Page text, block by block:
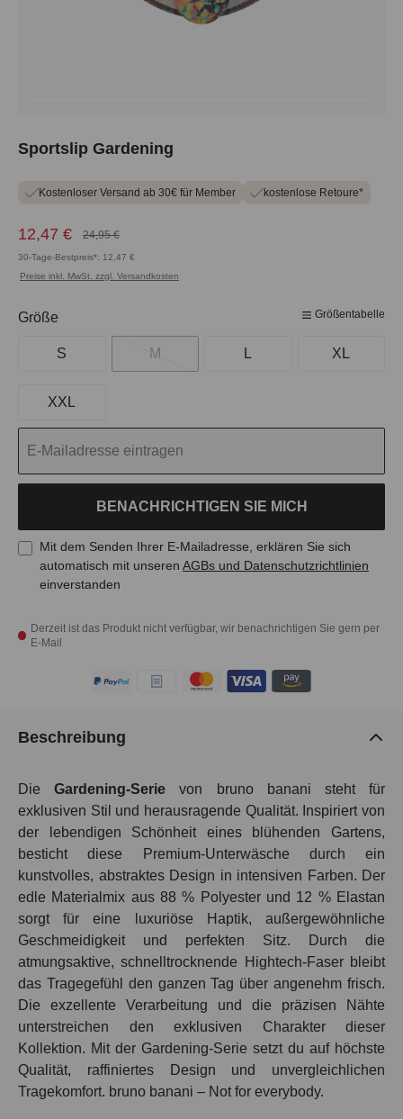
Sportslip Gardening
Kostenloser Versand ab 30€ für Member kostenlose Retoure*
12,47 € 24,95 €
30-Tage-Bestpreis*: 12,47 €
Preise inkl. MwSt. zzgl. Versandkosten
Derzeit ist das Produkt nicht verfügbar, wir benachrichtigen Sie gern per
E-Mail
Größe Größentabelle
S M L XL
XXL
BENACHRICHTIGEN SIE MICH
Mit dem Senden Ihrer E-Mailadresse, erklären Sie sich
automatisch mit unseren AGBs und Datenschutzrichtlinien
einverstanden
Beschreibung
DieGardening-Serie von bruno banani steht für
exklusiven Stil und herausragende Qualität. Inspiriert von
der lebendigen Schönheit eines blühenden Gartens,
besticht diese Premium-Unterwäsche durch ein
kunstvolles, abstraktes Design in intensiven Farben. Der
edle Materialmix aus 88 % Polyester und 12 % Elastan
sorgt für eine luxuriöse Haptik, außergewöhnliche
Geschmeidigkeit und perfekten Sitz. Durch die
atmungsaktive, schnelltrocknende Hightech-Faser bleibt
das Tragegefühl den ganzen Tag über angenehm frisch.
Die exzellente Verarbeitung und die präzisen Nähte
unterstreichen den exklusiven Charakter dieser
Kollektion. Mit der Gardening-Serie setzt du auf höchste
Qualität, raffiniertes Design und unvergleichlichen
Tragekomfort. bruno banani – Not for everybody.